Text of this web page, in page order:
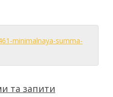
minimalnaya-summa-
та запити